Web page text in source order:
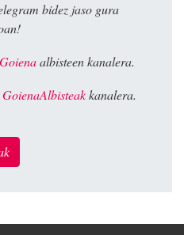
bidez jaso gura
Goienaalbisteen kanalera.
GoienaAlbisteakkanalera.